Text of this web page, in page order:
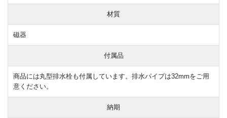
材質
磁器
付属品
商品には丸型排水栓も付属しています。排水パイプは32mmをご用
意ください。
納期